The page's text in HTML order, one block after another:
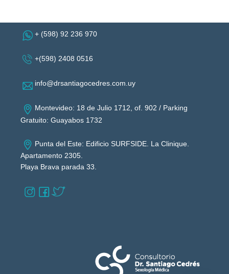
+ (598) 92 236 970
+(598) 2408 0516
info@drsantiagocedres.com.uy
Montevideo: 18 de Julio 1712, of. 902 / Parking
Gratuito: Guayabos 1732
Punta del Este: Edificio SURFSIDE. La Clinique.
Apartamento 2305.
Playa Brava parada 33.